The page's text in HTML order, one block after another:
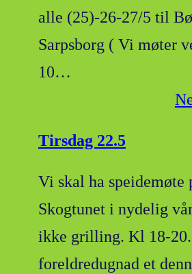
alle (25)-26-27/5 til
Sarpsborg ( Vi møter
10…
Tirsdag 22.5
Vi skal ha speidemøte
Skogtunet i nydelig
ikke grilling. Kl 18-20.
foreldredugnad et